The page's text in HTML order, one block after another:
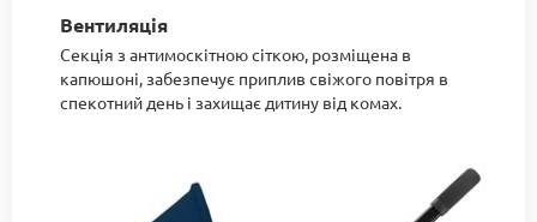
Вентиляція
Секція з антимоскітною сіткою, розміщена в
капюшоні, забезпечує приплив свіжого повітря в
спекотний день і захищає дитину від комах.